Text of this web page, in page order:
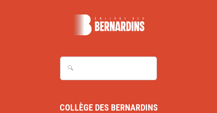
COLLÈGE DES BERNARDINS